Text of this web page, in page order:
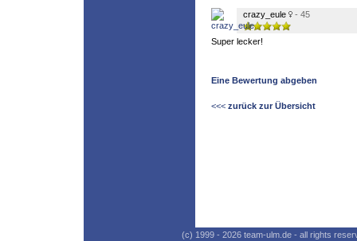
crazy_eule - 45
Super lecker!
Eine Bewertung abgeben
<<< zurück zur Übersicht
(c) 1999 - 2026 team-ulm.de - all rights